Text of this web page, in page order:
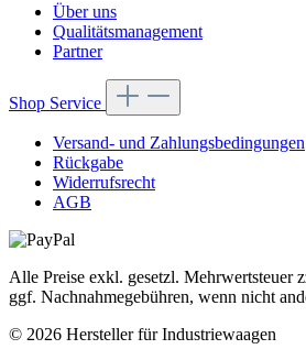
Über uns
Qualitätsmanagement
Partner
Shop Service
Versand- und Zahlungsbedingungen
Rückgabe
Widerrufsrecht
AGB
Alle Preise exkl. gesetzl. Mehrwertsteuer
ggf. Nachnahmegebühren, wenn nicht
© 2026 Hersteller für Industriewaagen